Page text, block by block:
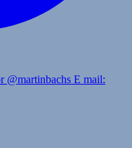
@martinbachs E mail: